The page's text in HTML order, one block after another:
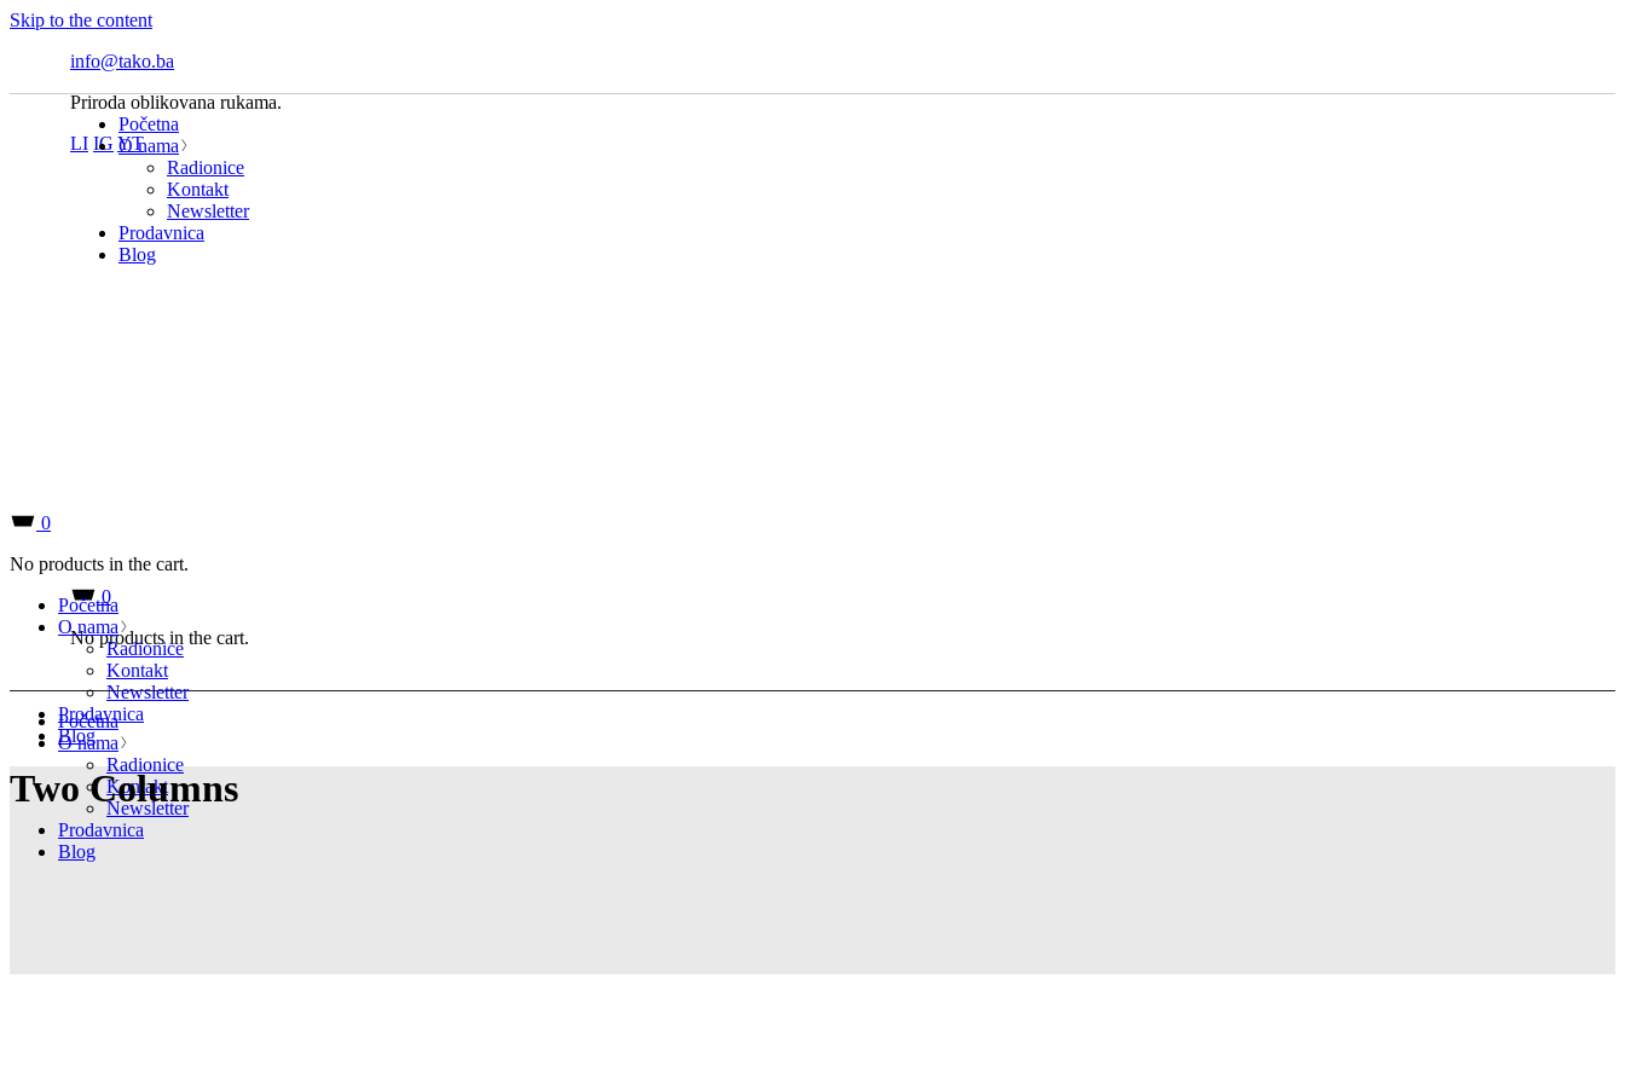
Skip to the content
info@tako.ba
Priroda oblikovana rukama.
LI IG YT
Početna
O nama
Radionice
Kontakt
Newsletter
Prodavnica
Blog
0
No products in the cart.
Početna
O nama
Radionice
Kontakt
Newsletter
Prodavnica
Blog
0
No products in the cart.
Početna
O nama
Radionice
Kontakt
Newsletter
Prodavnica
Blog
Two Columns